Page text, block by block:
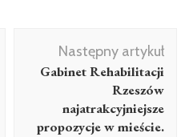
Następny artykuł
Gabinet Rehabilitacji
Rzeszów
najatrakcyjniejsze
propozycje w mieście.